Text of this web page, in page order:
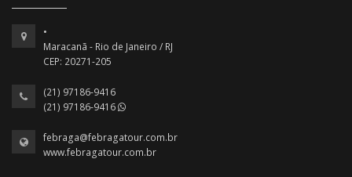
•
Maracanã - Rio de Janeiro / RJ
CEP: 20271-205
(21) 97186-9416
(21) 97186-9416
febraga@febragatour.com.br
www.febragatour.com.br